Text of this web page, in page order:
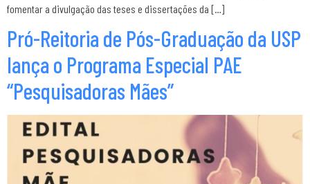
fomentar a divulgação das teses e dissertações da […]
Pró-Reitoria de Pós-Graduação da USP
lança o Programa Especial PAE
“Pesquisadoras Mães”